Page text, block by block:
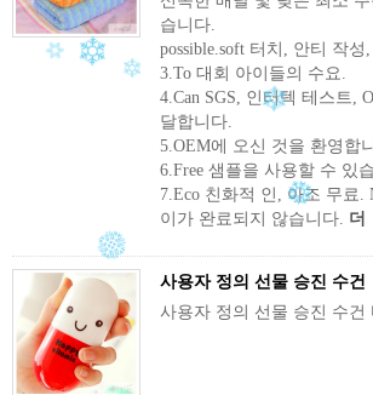
습니다.
possible.soft 터치, 안티 작성,
3.To 대회 아이들의 수요.
4.Can SGS, 인터텍 테스트,
달합니다.
5.OEM에 오신 것을 환영합
6.Free 샘플을 사용할 수 있
7.Eco 친화적 인, 아조 무료.
이가 완료되지 않습니다. 더
사용자 정의 선물 승진 수건
사용자 정의 선물 승진 수건